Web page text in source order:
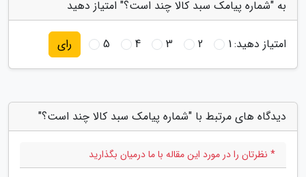
به "شماره پیامک سبد کالا چند است؟" امتیاز دهید
امتیاز دهید:1
2
3
4
5 رای
دیدگاه های مرتبط با "شماره پیامک سبد کالا چند است؟"
* نظرتان را در مورد این مقاله با ما درمیان بگذارید